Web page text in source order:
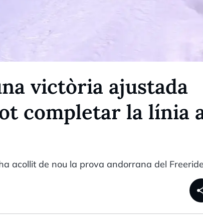
victòria ajustada
completar la línia
acollit de nou la prova andorrana del Freeride